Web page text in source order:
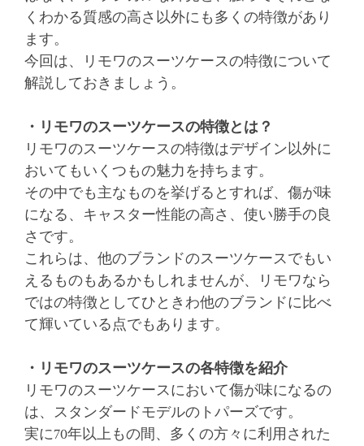
くわかる質感の高さ以外にも多くの特徴があり
ます。
今回は、リモワのスーツケースの特徴について
解説しておきましょう。
・リモワのスーツケースの特徴とは？
リモワのスーツケースの特徴はデザイン以外に
おいてもいくつもの魅力を持ちます。
その中でも主なものを挙げるとすれば、傷が味
になる、キャスター性能の高さ、使い勝手の良
さです。
これらは、他のブランドのスーツケースでもい
えるものもあるかもしれませんが、リモワなら
ではの特徴としてひときわ他のブランドに比べ
て輝いている点でもあります。
・リモワのスーツケースの各特徴を紹介
リモワのスーツケースにおいて傷が味になるの
は、スタンダードモデルのトパーズです。
実に70年以上もの間、多くの方々に利用された